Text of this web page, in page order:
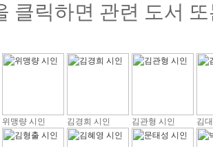
클릭하면 관련 도서
위맹량 시인 김경희 시인 김관형 시인 김